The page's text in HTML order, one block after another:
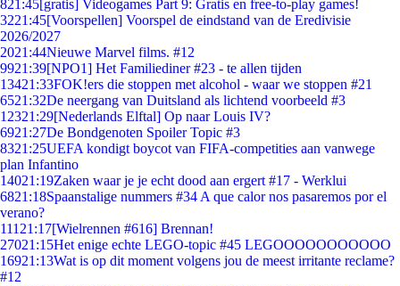
821:45[gratis] Videogames Part 9: Gratis en free-to-play games!
3221:45[Voorspellen] Voorspel de eindstand van de Eredivisie
2026/2027
2021:44Nieuwe Marvel films. #12
9921:39[NPO1] Het Familiediner #23 - te allen tijden
13421:33FOK!ers die stoppen met alcohol - waar we stoppen #21
6521:32De neergang van Duitsland als lichtend voorbeeld #3
12321:29[Nederlands Elftal] Op naar Louis IV?
6921:27De Bondgenoten Spoiler Topic #3
8321:25UEFA kondigt boycot van FIFA-competities aan vanwege
plan Infantino
14021:19Zaken waar je je echt dood aan ergert #17 - Werklui
6821:18Spaanstalige nummers #34 A que calor nos pasaremos por el
verano?
111 21:17[Wielrennen #616] Brennan!
27021:15Het enige echte LEGO-topic #45 LEGOOOOOOOOOOO
16921:13Wat is op dit moment volgens jou de meest irritante reclame?
#12